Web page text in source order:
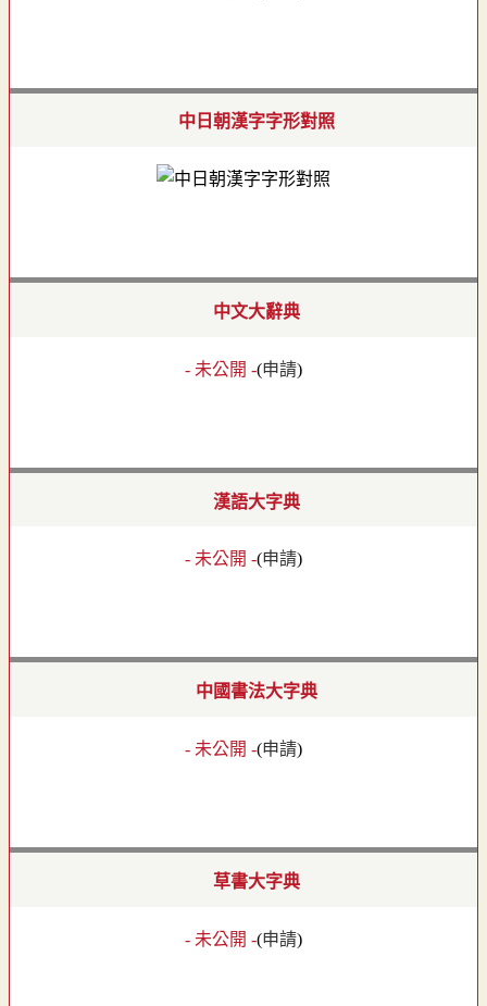
中日朝漢字字形對照
中文大辭典
- 未公開 -(申請)
漢語大字典
- 未公開 -(申請)
中國書法大字典
- 未公開 -(申請)
草書大字典
- 未公開 -(申請)